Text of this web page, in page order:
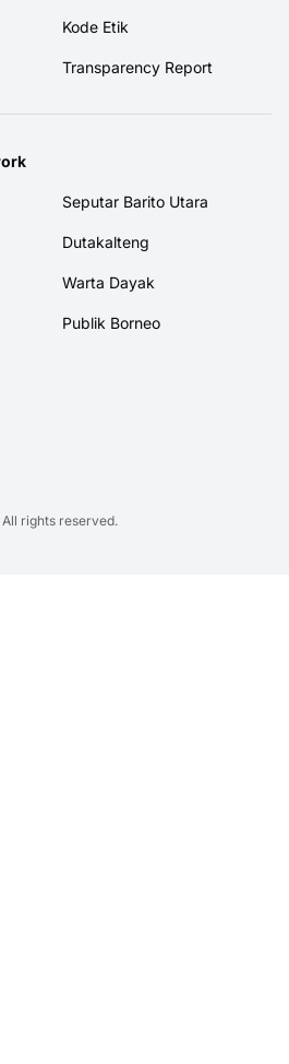
Kode Etik
Transparency Report
Seputar Barito Utara
Dutakalteng
Warta Dayak
Publik Borneo
All rights reserved.